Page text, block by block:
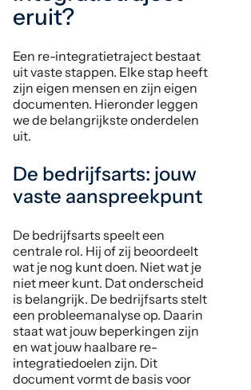
eruit?
Een re-integratietraject bestaat
uit vaste stappen. Elke stap heeft
zijn eigen mensen en zijn eigen
documenten. Hieronder leggen
we de belangrijkste onderdelen
uit.
De bedrijfsarts: jouw
vaste aanspreekpunt
De bedrijfsarts speelt een
centrale rol. Hij of zij beoordeelt
wat je nog kunt doen. Niet wat je
niet meer kunt. Dat onderscheid
is belangrijk. De bedrijfsarts stelt
een probleemanalyse op. Daarin
staat wat jouw beperkingen zijn
en wat jouw haalbare re-
integratiedoelen zijn. Dit
document vormt de basis voor